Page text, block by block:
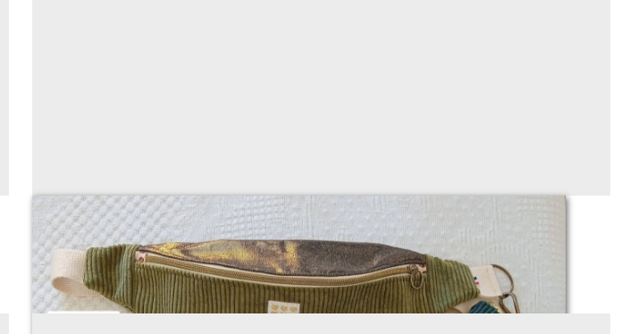
Quelle taille pour ma banane?
Sur demande